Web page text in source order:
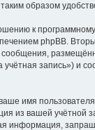
образом
к
phpBB.
запись») и
имя
из вашей учётной